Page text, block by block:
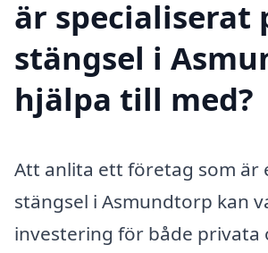
är specialiserat
stängsel i
hjälpa till med?
Att anlita ett företag som är
stängsel i Asmundtorp kan
investering för både privata